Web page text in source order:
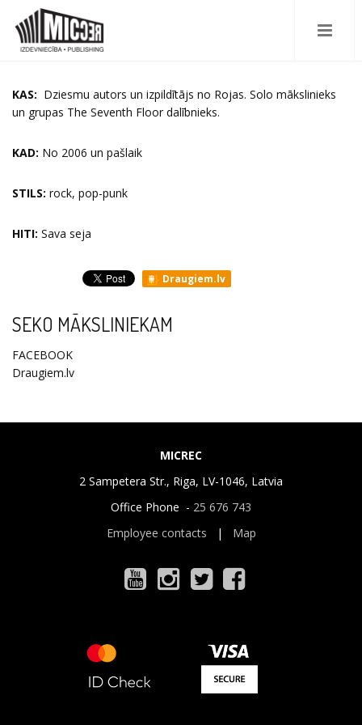
KAS: Dziesmu autors un izpildītājs no Rojas. Solo mākslinieks
un grupas The Seventh Floor dalībnieks.
KAD: No 2006 un pašlaik
STILS: rock, pop-punk
HITI: Sava seja
Draugiem.lv
SEKO MĀKSLINIEKAM
FACEBOOK
Draugiem.lv
MICREC
2 Sampetera Str., Riga, LV-1046, Latvia
Office Phone - 25 676 743
Employee contacts | Map